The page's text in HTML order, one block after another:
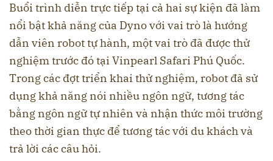
Buổi trình diễn trực tiếp tại cả hai sự kiện đã làm
nổi bật khả năng của Dyno với vai trò là hướng
dẫn viên robot tự hành, một vai trò đã được thử
nghiệm trước đó tại Vinpearl Safari Phú Quốc.
Trong các đợt triển khai thử nghiệm, robot đã sử
dụng khả năng nói nhiều ngôn ngữ, tương tác
bằng ngôn ngữ tự nhiên và nhận thức môi trường
theo thời gian thực để tương tác với du khách và
trả lời các câu hỏi.